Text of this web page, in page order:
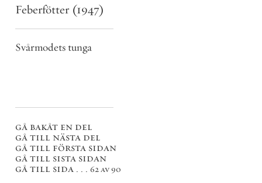
Feberfötter (1947)
Svårmodets tunga
gå bakåt en del
gå till nästa del
gå till första sidan
gå till sista sidan
gå till sida . . . 62 av 90